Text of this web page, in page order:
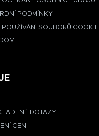
PODMÍNKY
POUŽÍVÁNÍ SOUBORŮ COOKIE
DOTAZY
CEN